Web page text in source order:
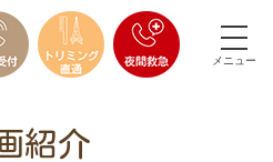
メニュー
紹介